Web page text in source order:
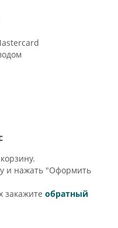
и нажать "Оформить
закажите обратный